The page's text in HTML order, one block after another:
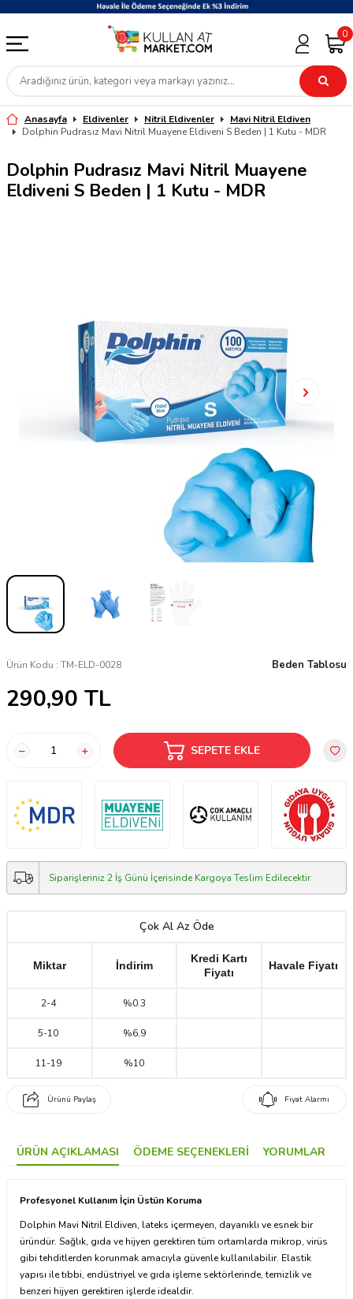
0
Anasayfa Eldivenler Nitril Eldivenler
Mavi Nitril Eldiven
Dolphin Pudrasız Mavi Nitril Muayene Eldiveni S Beden | 1 Kutu - MDR
Dolphin Pudrasız Mavi Nitril Muayene
Eldiveni S Beden | 1 Kutu - MDR
Ürün Kodu : TM-ELD-0028 Beden Tablosu
290,90 TL
SEPETE EKLE
Siparişleriniz 2 İş Günü İçerisinde Kargoya Teslim Edilecektir
Çok Al Az Öde
Miktar İndirim
Kredi Kartı
Fiyatı
Havale Fiyatı
2-4 %0.3
5-10 %6.9
11-19 %10
Ürünü Paylaş Fiyat Alarmı
ÜRÜN AÇIKLAMASI ÖDEME SEÇENEKLERI YORUMLAR
Profesyonel Kullanım İçin Üstün Koruma
Dolphin Mavi Nitril Eldiven, lateks içermeyen, dayanıklı ve esnek bir
üründür. Sağlık, gıda ve hijyen gerektiren tüm ortamlarda mikrop, virüs
gibi tehditlerden korunmak amacıyla güvenle kullanılabilir. Elastik
yapısı ile tıbbi, endüstriyel ve gıda işleme sektörlerinde, temizlik ve
benzeri hijyen gerektiren işlerde idealdir.